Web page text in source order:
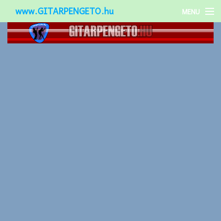
www.GITARPENGETO.hu MENU
Népszerű-